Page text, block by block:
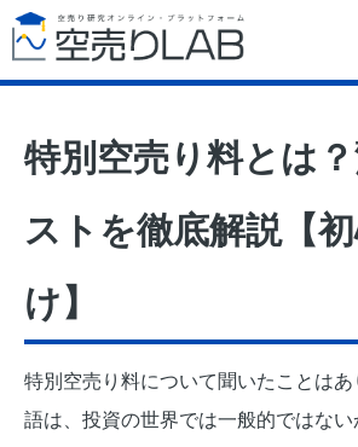
特別空売り料とは
ストを徹底解説【
け】
特別空売り料について聞いたことはあ
語は、投資の世界では一般的ではな